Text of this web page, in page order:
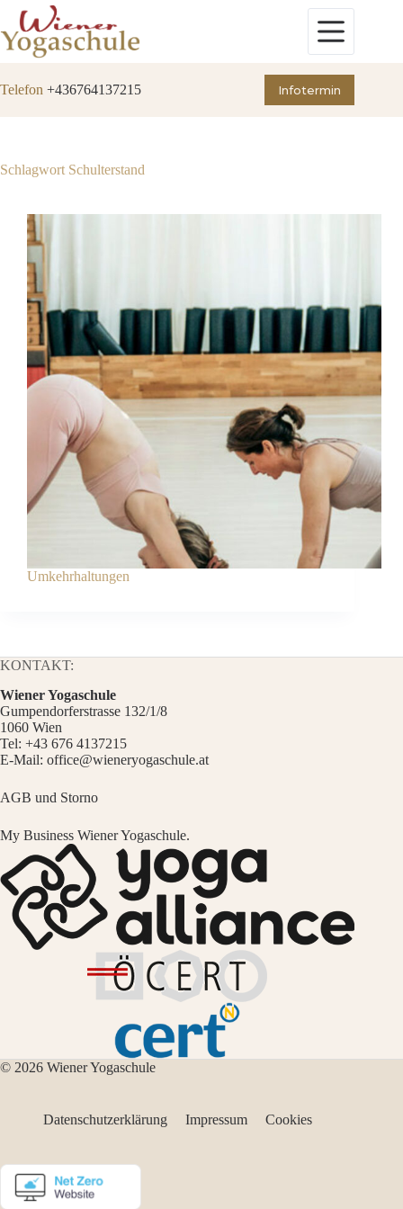
Zum
Inhalt
springen
Telefon +436764137215 Infotermin
Schlagwort Schulterstand
Umkehrhaltungen
KONTAKT:
Wiener Yogaschule
Gumpendorferstrasse 132/1/8
1060 Wien
Tel: +43 676 4137215
E-Mail: office@wieneryogaschule.at
AGB und Storno
My Business Wiener Yogaschule.
© 2026 Wiener Yogaschule
Datenschutzerklärung Impressum Cookies